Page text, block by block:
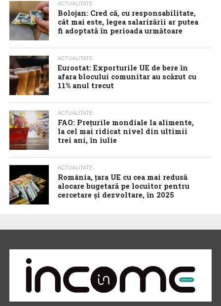
ACTUALITATE
Bolojan: Cred că, cu responsabilitate,
cât mai este, legea salarizării ar putea
fi adoptată în perioada următoare
ACTUALITATE
Eurostat: Exporturile UE de bere în
afara blocului comunitar au scăzut cu
11% anul trecut
ACTUALITATE
FAO: Prețurile mondiale la alimente,
la cel mai ridicat nivel din ultimii
trei ani, în iulie
ACTUALITATE
România, țara UE cu cea mai redusă
alocare bugetară pe locuitor pentru
cercetare și dezvoltare, în 2025